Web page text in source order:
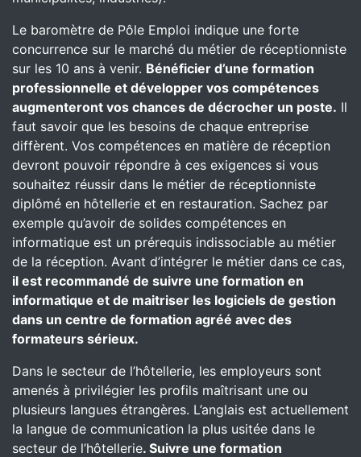
Le baromètre de Pôle Emploi indique une forte
concurrence sur le marché du métier de réceptionniste
sur les 10 ans à venir. Bénéficier d’une formation
professionnelle et développer vos compétences
augmenteront vos chances de décrocher un poste. Il
faut savoir que les besoins de chaque entreprise
diffèrent. Vos compétences en matière de réception
devront pouvoir répondre à ces exigences si vous
souhaitez réussir dans le métier de réceptionniste
diplômé en hôtellerie et en restauration. Sachez par
exemple qu’avoir de solides compétences en
informatique est un prérequis indissociable au métier
de la réception. Avant d’intégrer le métier dans ce cas,
il est recommandé de suivre une formation en
informatique et de maitriser les logiciels de gestion
dans un centre de formation agréé avec des
formateurs sérieux.
Dans le secteur de l’hôtellerie, les employeurs sont
amenés à privilégier les profils maîtrisant une ou
plusieurs langues étrangères. L’anglais est actuellement
la langue de communication la plus usitée dans le
secteur de l’hôtellerie. Suivre une formation